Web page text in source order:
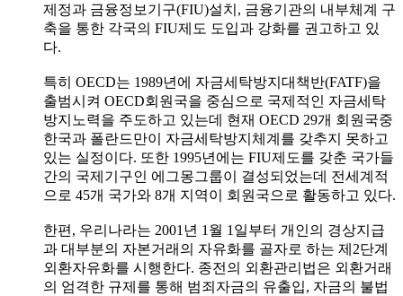
제정과 금융정보기구(FIU)설치, 금융기관의 내부체계 구
축을 통한 각국의 FIU제도 도입과 강화를 권고하고 있
다.
특히 OECD는 1989년에 자금세탁방지대책반(FATF)을
출범시켜 OECD회원국을 중심으로 국제적인 자금세탁
방지노력을 주도하고 있는데 현재 OECD 29개 회원국중
한국과 폴란드만이 자금세탁방지체계를 갖추지 못하고
있는 실정이다. 또한 1995년에는 FIU제도를 갖춘 국가들
간의 국제기구인 에그몽그룹이 결성되었는데 전세계적
으로 45개 국가와 8개 지역이 회원국으로 활동하고 있다.
한편, 우리나라는 2001년 1월 1일부터 개인의 경상지급
과 대부분의 자본거래의 자유화를 골자로 하는 제2단계
외환자유화를 시행한다. 종전의 외환관리법은 외환거래
의 엄격한 규제를 통해 범죄자금의 유출입, 자금의 불법